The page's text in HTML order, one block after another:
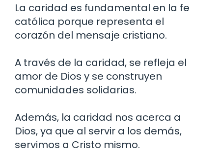
La caridad es fundamental en la fe
católica porque representa el
corazón del mensaje cristiano.
A través de la caridad, se refleja el
amor de Dios y se construyen
comunidades solidarias.
Además, la caridad nos acerca a
Dios, ya que al servir a los demás,
servimos a Cristo mismo.